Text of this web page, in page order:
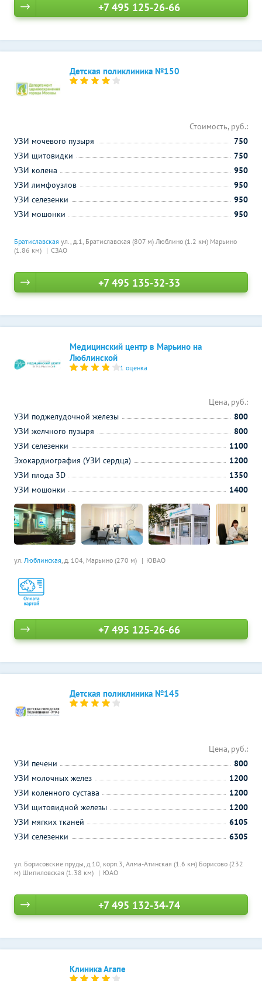
+7 495 125-26-66
Детская поликлиника №150
Братиславская ул., д.1, Братиславская (807 м) Люблино (1.2 км) Марьино
(1.86 км)
СЗАО
Стоимость, руб.:
УЗИ мочевого пузыря
750
УЗИ щитовидки
750
УЗИ колена
950
УЗИ лимфоузлов
950
УЗИ селезенки
950
УЗИ мошонки
950
+7 495 135-32-33
Медицинский центр в Марьино на
Люблинской
1 оценка
ул. Люблинская, д. 104, Марьино (270 м) ЮВАО
Цена, руб.:
УЗИ поджелудочной железы
800
УЗИ желчного пузыря
800
УЗИ селезенки
1100
Эхокардиография (УЗИ сердца)
1200
УЗИ плода 3D
1350
УЗИ мошонки
1400
+7 495 125-26-66
Детская поликлиника №145
ул. Борисовские пруды, д.10, корп.3, Алма-Атинская (1.6 км) Борисово (232
м) Шипиловская (1.38 км) ЮАО
Цена, руб.:
УЗИ печени
800
УЗИ молочных желез
1200
УЗИ коленного сустава
1200
УЗИ щитовидной железы
1200
УЗИ мягких тканей
6105
УЗИ селезенки
6305
+7 495 132-34-74
Клиника Агапе